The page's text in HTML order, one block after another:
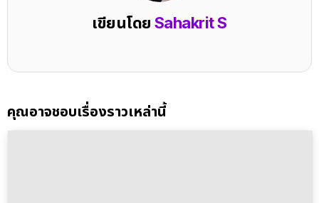
เขียนโดยSahakrit S
คุณอาจชอบเรื่องราวเหล่านี้
CAR UNVEILED CHINESE AUTOMAKER